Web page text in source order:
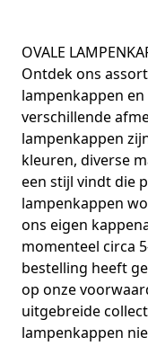
OVALE
Ontdek ons
lampenkappen
verschillende
lampenkappen
kleuren, diverse
een stijl vindt die
lampenkappen
ons eigen
momenteel circa
bestelling heeft
op onze
uitgebreide
lampenkappen